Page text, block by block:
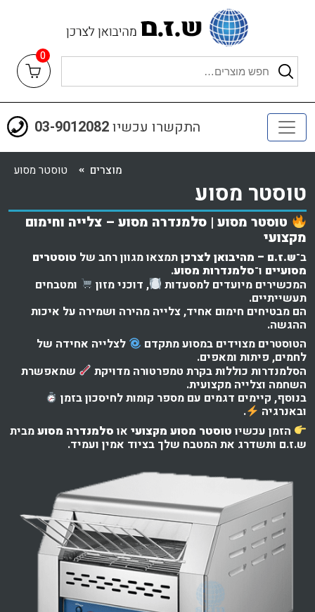
0
03-9012082התקשרו עכשיו
טוסטר מסוע מוצרים
טוסטר מסוע
טוסטר מסוע | סלמנדרה מסוע – צלייה וחימום
מקצועי
ב־ש.ז.ם – מהיבואן לצרכןתמצאו מגוון רחב של טוסטרים
מסועיים ו־סלמנדרות מסוע.
המכשירים מיועדים למסעדות
, דוכני מזון ומטבחים
תעשייתיים.
הם מבטיחים חימום אחיד, צלייה מהירה ושמירה על איכות
ההגשה.
הטוסטרים מצוידים במסוע מתקדם
לצלייה אחידה של
לחמים, פיתות ומאפים.
הסלמנדרות כוללות בקרת טמפרטורה מדויקת
שמאפשרת
השחמה וצלייה מקצועית.
בנוסף, קיימים דגמים עם מספר קומות לחיסכון בזמן
ובאנרגיה
.
הזמן עכשיו טוסטר מסוע מקצועי או סלמנדרה מסועמבית
ש.ז.ם ותשדרג את המטבח שלך בציוד אמין ועמיד.